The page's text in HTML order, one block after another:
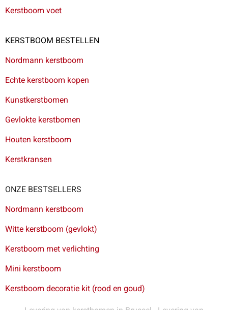
Kerstboom voet
KERSTBOOM BESTELLEN
Nordmann kerstboom
Echte kerstboom kopen
Kunstkerstbomen
Gevlokte kerstbomen
Houten kerstboom
Kerstkransen
ONZE BESTSELLERS
Nordmann kerstboom
Witte kerstboom (gevlokt)
Kerstboom met verlichting
Mini kerstboom
Kerstboom decoratie kit (rood en goud)